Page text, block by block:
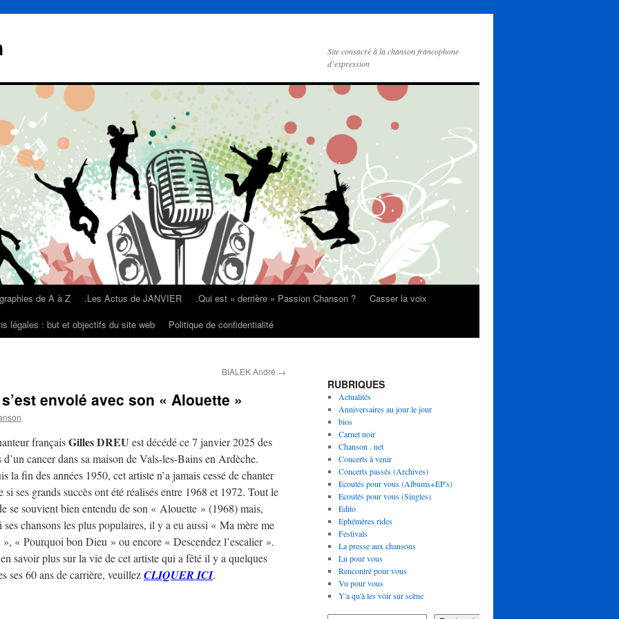
Site consacré à la chanson francophone
d’expression
de A à Z .Les Actus de JANVIER .Qui est « derrière » Passion Chanson ?
Casser la voix
légales : but et objectifs du site web Politique de confidentialité
BIALEK André →
envolé avec son « Alouette »
françaisGilles DREU est décédé ce 7 janvier 2025 des
d’un cancer dans sa maison de Vals-les-Bains en Ardèche.
la fin des années 1950, cet artiste n’a jamais cessé de chanter
si ses grands succès ont été réalisés entre 1968 et 1972. Tout le
se souvient bien entendu de son « Alouette » (1968) mais,
ses chansons les plus populaires, il y a eu aussi « Ma mère me
», « Pourquoi bon Dieu » ou encore « Descendez l’escalier ».
savoir plus sur la vie de cet artiste qui a fêté il y a quelques
ses 60 ans de carrière, veuillezCLIQUER ICI.
RUBRIQUES
Actualités
Anniversaires au jour le jour
bios
Carnet noir
Chanson . net
Concerts à venir
Concerts passés (Archives)
Ecoutés pour vous (Albums+EP's)
Ecoutés pour vous (Singles)
Edito
Ephémères rides
Festivals
La presse aux chansons
Lu pour vous
Rencontré pour vous
Vu pour vous
Y'a qu'à les voir sur scène